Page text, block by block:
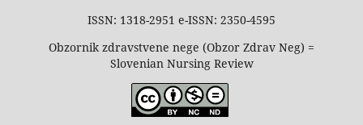
ISSN: 1318-2951 e-ISSN: 2350-4595
Obzornik zdravstvene nege (Obzor Zdrav Neg) =
Slovenian Nursing Review